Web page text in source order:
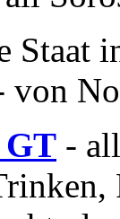
Staat
von
-